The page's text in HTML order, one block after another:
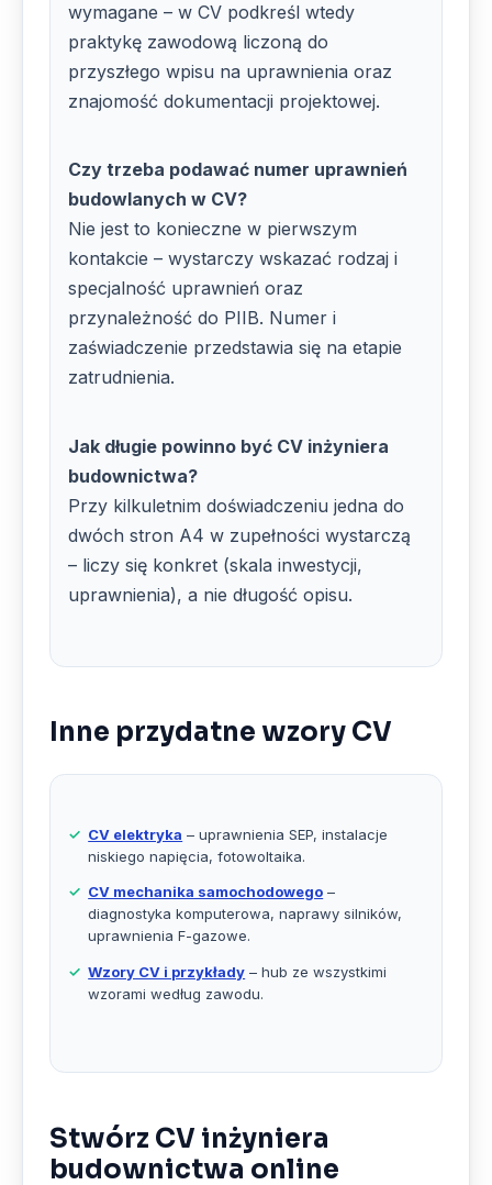
wymagane – w CV podkreśl wtedy
praktykę zawodową liczoną do
przyszłego wpisu na uprawnienia oraz
znajomość dokumentacji projektowej.
Czy trzeba podawać numer uprawnień
budowlanych w CV?
Nie jest to konieczne w pierwszym
kontakcie – wystarczy wskazać rodzaj i
specjalność uprawnień oraz
przynależność do PIIB. Numer i
zaświadczenie przedstawia się na etapie
zatrudnienia.
Jak długie powinno być CV inżyniera
budownictwa?
Przy kilkuletnim doświadczeniu jedna do
dwóch stron A4 w zupełności wystarczą
– liczy się konkret (skala inwestycji,
uprawnienia), a nie długość opisu.
Inne przydatne wzory CV
CV elektryka – uprawnienia SEP, instalacje
niskiego napięcia, fotowoltaika.
CV mechanika samochodowego –
diagnostyka komputerowa, naprawy silników,
uprawnienia F-gazowe.
Wzory CV i przykłady – hub ze wszystkimi
wzorami według zawodu.
Stwórz CV inżyniera
budownictwa online